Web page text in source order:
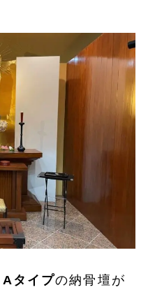
Aタイプの納骨壇が